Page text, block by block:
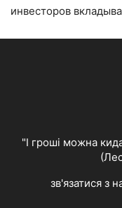
инвесторов
"І гроші можна
зв'язатися з